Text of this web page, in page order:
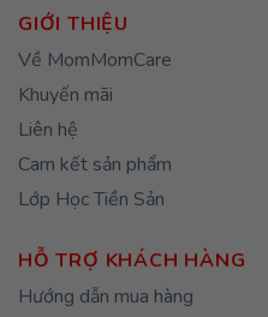
GIỚI THIỆU
Về MomMomCare
Khuyến mãi
Liên hệ
Cam kết sản phẩm
Lớp Học Tiền Sản
HỖ TRỢ KHÁCH HÀNG
Hướng dẫn mua hàng